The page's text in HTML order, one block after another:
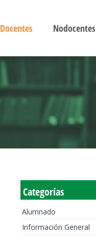
Docentes Nodocentes
Categorías
Alumnado
Información General